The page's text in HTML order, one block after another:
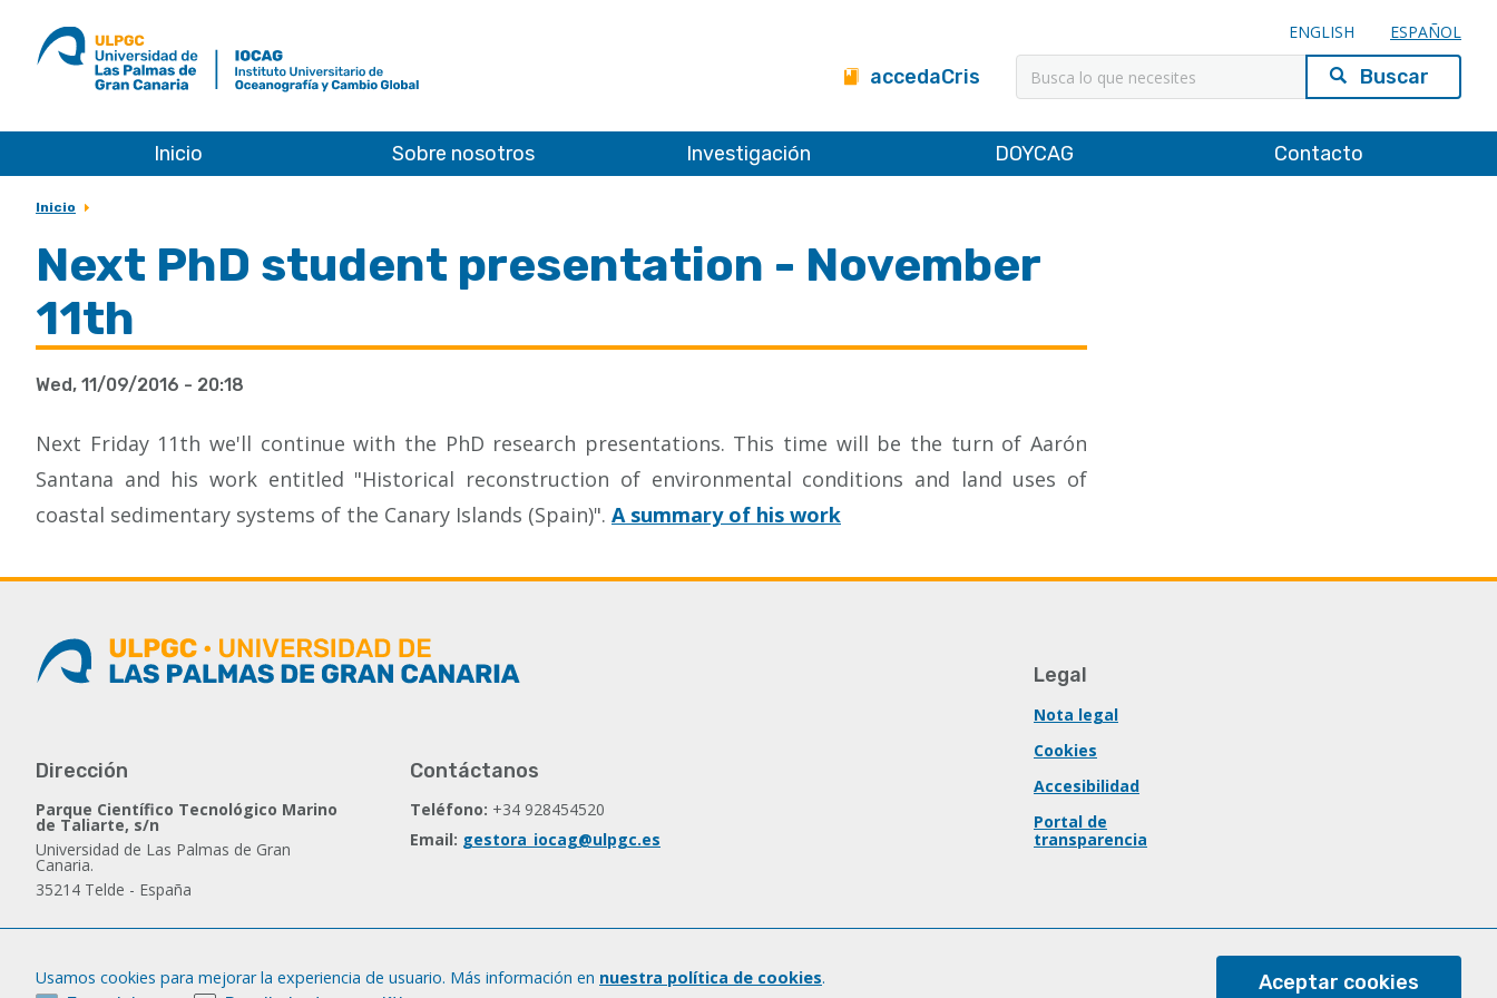
ULPGC
al
inicio
ENGLISH ESPAÑOL
accedaCris Buscar
Inicio Sobre nosotros Investigación DOYCAG Contacto
Inicio
Next PhD student presentation - November
11th
Wed, 11/09/2016 - 20:18
Next Friday 11th we'll continue with the PhD research presentations. This time will be the turn of Aarón
Santana and his work entitled "Historical reconstruction of environmental conditions and land uses of
coastal sedimentary systems of the Canary Islands (Spain)". A summary of his work
Dirección
Parque Científico Tecnológico Marino
de Taliarte, s/n
Universidad de Las Palmas de Gran
Canaria.
35214 Telde - España
Contáctanos
Teléfono: +34 928454520
Email: gestora_iocag@ulpgc.es
Facebook
Legal
Nota legal
Cookies
Accesibilidad
Portal de
transparencia
Aceptar cookies
Usamos cookies para mejorar la experiencia de usuario. Más información en nuestra política de cookies.